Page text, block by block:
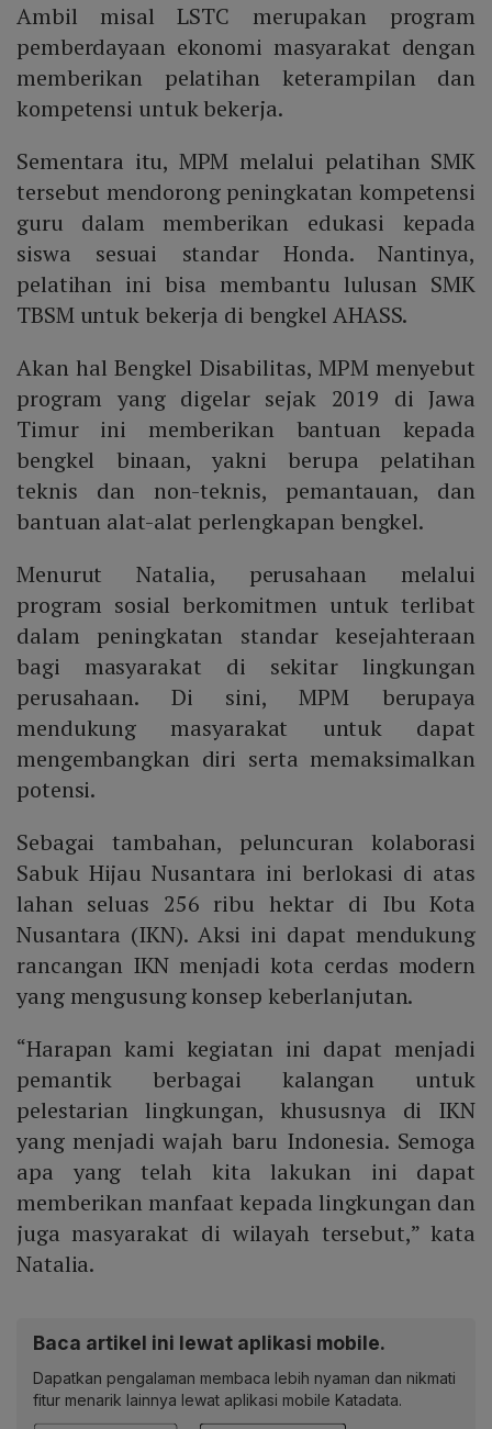
Ambil misal LSTC merupakan program
pemberdayaan ekonomi masyarakat dengan
memberikan pelatihan keterampilan dan
kompetensi untuk bekerja.
Sementara itu, MPM melalui pelatihan SMK
tersebut mendorong peningkatan kompetensi
guru dalam memberikan edukasi kepada
siswa sesuai standar Honda. Nantinya,
pelatihan ini bisa membantu lulusan SMK
TBSM untuk bekerja di bengkel AHASS.
Akan hal Bengkel Disabilitas, MPM menyebut
program yang digelar sejak 2019 di Jawa
Timur ini memberikan bantuan kepada
bengkel binaan, yakni berupa pelatihan
teknis dan non-teknis, pemantauan, dan
bantuan alat-alat perlengkapan bengkel.
Menurut Natalia, perusahaan melalui
program sosial berkomitmen untuk terlibat
dalam peningkatan standar kesejahteraan
bagi masyarakat di sekitar lingkungan
perusahaan. Di sini, MPM berupaya
mendukung masyarakat untuk dapat
mengembangkan diri serta memaksimalkan
potensi.
Sebagai tambahan, peluncuran kolaborasi
Sabuk Hijau Nusantara ini berlokasi di atas
lahan seluas 256 ribu hektar di Ibu Kota
Nusantara (IKN). Aksi ini dapat mendukung
rancangan IKN menjadi kota cerdas modern
yang mengusung konsep keberlanjutan.
“Harapan kami kegiatan ini dapat menjadi
pemantik berbagai kalangan untuk
pelestarian lingkungan, khususnya di IKN
yang menjadi wajah baru Indonesia. Semoga
apa yang telah kita lakukan ini dapat
memberikan manfaat kepada lingkungan dan
juga masyarakat di wilayah tersebut,” kata
Natalia.
Baca artikel ini lewat aplikasi mobile.
Dapatkan pengalaman membaca lebih nyaman dan nikmati
fitur menarik lainnya lewat aplikasi mobile Katadata.